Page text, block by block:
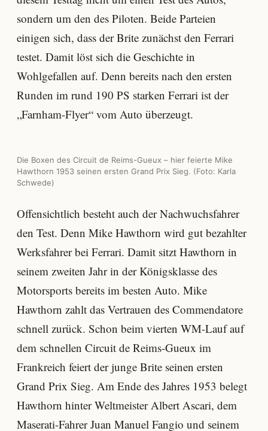
sondern um den des Piloten. Beide Parteien
einigen sich, dass der Brite zunächst den Ferrari
testet. Damit löst sich die Geschichte in
Wohlgefallen auf. Denn bereits nach den ersten
Runden im rund 190 PS starken Ferrari ist der
„Farnham-Flyer“ vom Auto überzeugt.
Die Boxen des Circuit de Reims-Gueux – hier feierte Mike
Hawthorn 1953 seinen ersten Grand Prix Sieg. (Foto: Karla
Schwede)
Offensichtlich besteht auch der Nachwuchsfahrer
den Test. Denn Mike Hawthorn wird gut bezahlter
Werksfahrer bei Ferrari. Damit sitzt Hawthorn in
seinem zweiten Jahr in der Königsklasse des
Motorsports bereits im besten Auto. Mike
Hawthorn zahlt das Vertrauen des Commendatore
schnell zurück. Schon beim vierten WM-Lauf auf
dem schnellen Circuit de Reims-Gueux im
Frankreich feiert der junge Brite seinen ersten
Grand Prix Sieg. Am Ende des Jahres 1953 belegt
Hawthorn hinter Weltmeister Albert Ascari, dem
Maserati-Fahrer Juan Manuel Fangio und seinem